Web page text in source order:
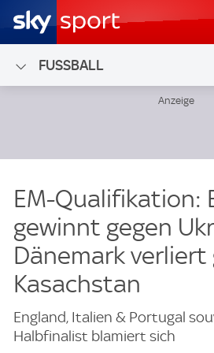
FUSSBALL
EM-Qualifikation:
gewinnt gegen
Dänemark verliert
Kasachstan
England, Italien & Portugal
Halbfinalist blamiert sich